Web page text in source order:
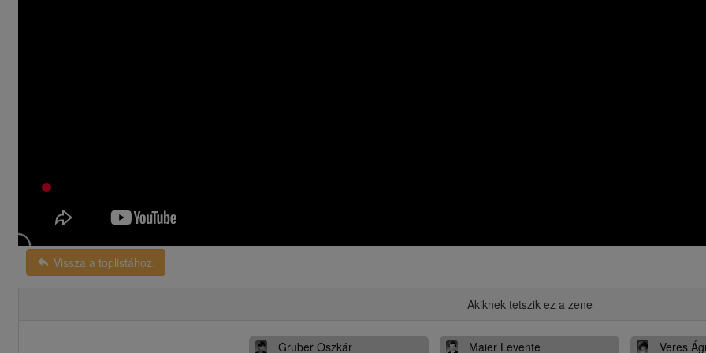
reply Vissza a toplistához.
Akiknek tetszik ez a zene
Gruber Oszkár Maier Levente Veres